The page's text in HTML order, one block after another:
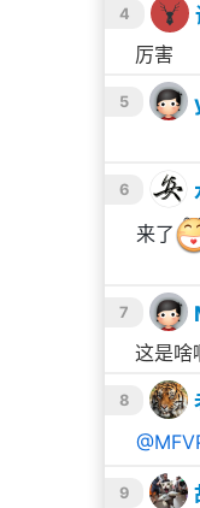
推流
该直接
re （
观看地
查看
点预
4
厉害👍🏻
5
6
来了
7
这是啥
8
@
9